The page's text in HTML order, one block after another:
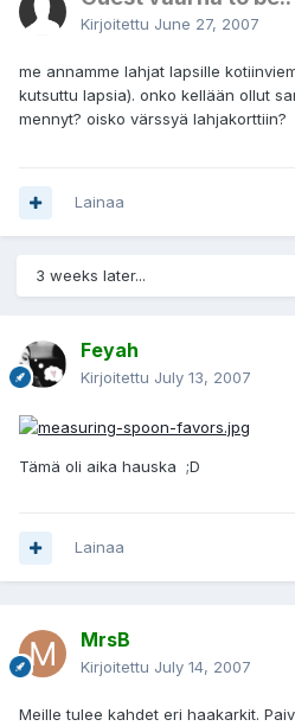
Kirjoitettu June 27, 2007
me annamme lahjat lapsille
kutsuttu lapsia). onko kellään ollut
mennyt? oisko värssyä lahjakorttiin?
Lainaa
3 weeks later...
Feyah
Kirjoitettu July 13, 2007
Tämä oli aika hauska ;D
Lainaa
MrsB
Kirjoitettu July 14, 2007
Meille tulee kahdet eri haakarkit.